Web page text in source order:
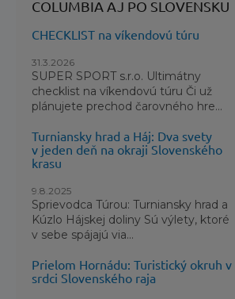
COLUMBIA AJ PO SLOVENSKU
CHECKLIST na víkendovú túru
31.3.2026
SUPER SPORT s.r.o. Ultimátny
checklist na víkendovú túru Či už
plánujete prechod čarovného hre...
Turniansky hrad a Háj: Dva svety
v jeden deň na okraji Slovenského
krasu
9.8.2025
Sprievodca Túrou: Turniansky hrad a
Kúzlo Hájskej doliny Sú výlety, ktoré
v sebe spájajú via...
Prielom Hornádu: Turistický okruh v
srdci Slovenského raja